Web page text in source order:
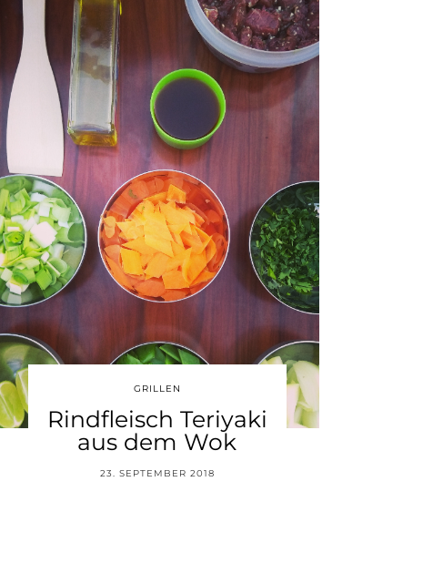
GRILLEN
Rindfleisch Teriyaki
aus dem Wok
23. SEPTEMBER 2018